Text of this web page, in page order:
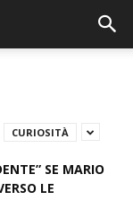
CURIOSITÀ
SE MARIO
LE